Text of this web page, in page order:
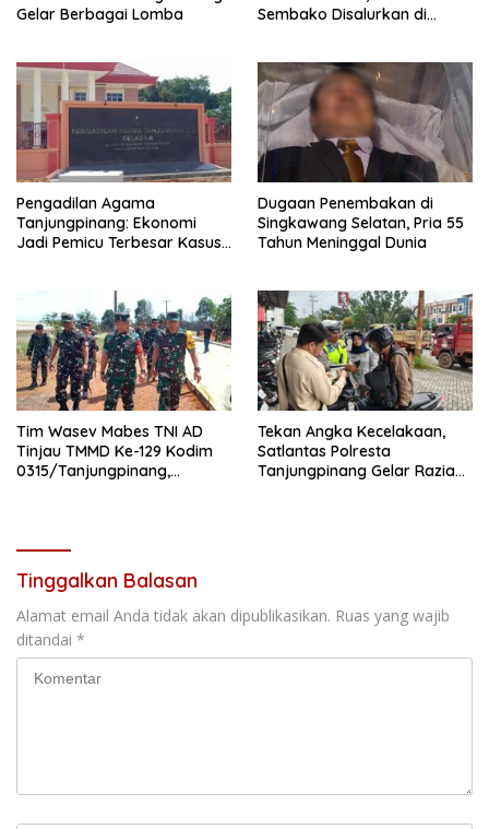
Gelar Berbagai Lomba
Sembako Disalurkan di
Pengadilan Agama
Tanjungpinang: Ekonomi
Jadi Pemicu Terbesar Kasus
Dugaan Penembakan di
Singkawang Selatan, Pria 55
Tahun Meninggal Dunia
Tim Wasev Mabes TNI AD
Tinjau TMMD Ke-129 Kodim
0315/Tanjungpinang,
Tekan Angka Kecelakaan,
Satlantas Polresta
Tanjungpinang Gelar Razia
Tinggalkan Balasan
Alamat email Anda tidak akan dipublikasikan. Ruas yang wajib
ditandai *